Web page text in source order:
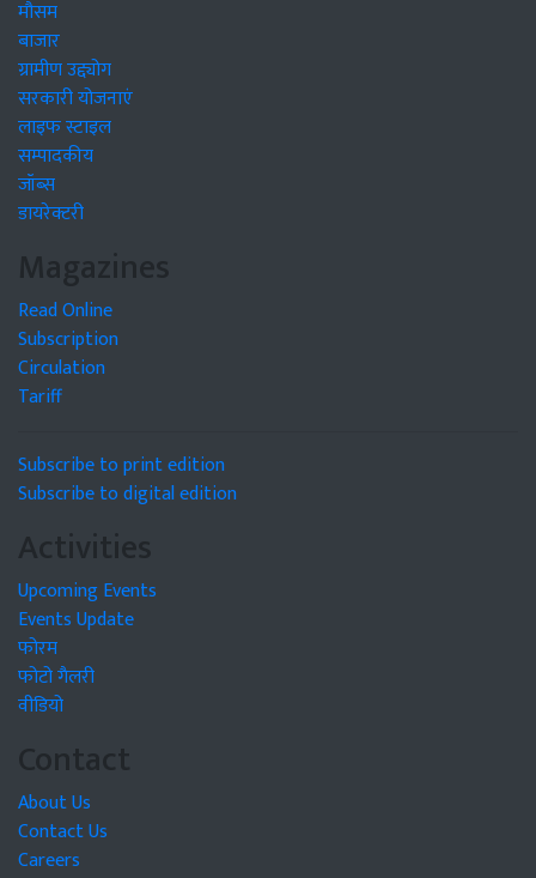
मौसम
बाजार
ग्रामीण उद्द्योग
सरकारी योजनाएं
लाइफ स्टाइल
सम्पादकीय
जॉब्स
डायरेक्टरी
Magazines
Read Online
Subscription
Circulation
Tariff
Subscribe to print edition
Subscribe to digital edition
Activities
Upcoming Events
Events Update
फोरम
फोटो गैलरी
वीडियो
Contact
About Us
Contact Us
Careers